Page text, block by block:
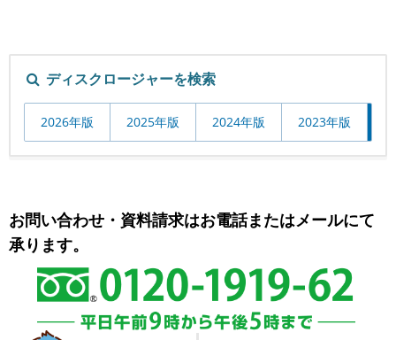
ディスクロージャーを検索
2026年版 2025年版 2024年版 2023年版
お問い合わせ・資料請求はお電話またはメールにて
承ります。